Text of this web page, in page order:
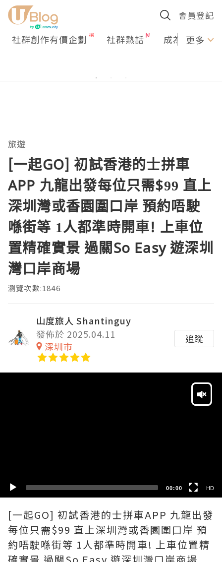
會員登記
社群創作有價企劃 社群熱話 成為U更多
旅遊
[一起GO] 初試香港的士拼車
APP 九龍出發每位只需$99 直上
深圳灣或香園圍口岸 預約唔駛
喺街等 1人都準時開車! 上車位
置精確實景 過關So Easy 遊深圳
灣口岸商場
瀏覽次數:1846
山度旅人 Shantinguy
發佈於 2025.04.11
深圳市
追蹤
00:00 HD
[一起GO] 初試香港的士拼車APP 九龍出發
每位只需$99 直上深圳灣或香園圍口岸 預
約唔駛喺街等 1人都準時開車! 上車位置精